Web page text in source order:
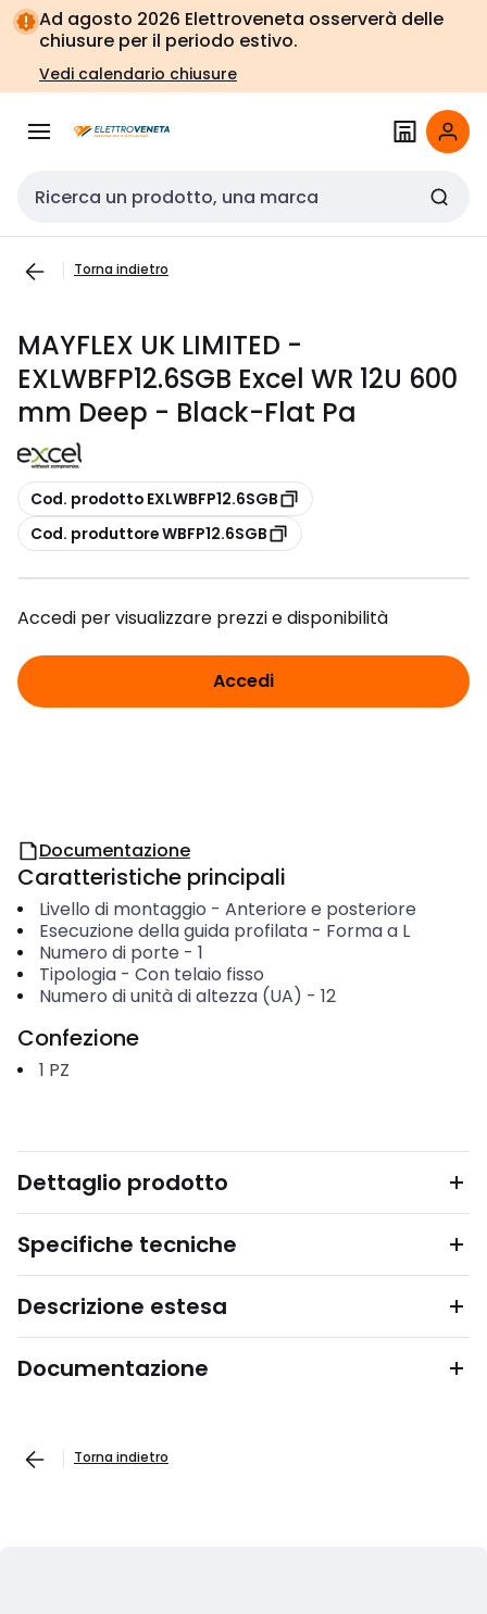
Vai alla
navigazione
Vai
alla
pagina
Ad agosto 2026 Elettroveneta osserverà delle
chiusure per il periodo estivo.
Vedi calendario chiusure
Cerca input
Torna indietro
MAYFLEX UK LIMITED -
EXLWBFP12.6SGB Excel WR 12U 600
mm Deep - Black-Flat Pa
copia
Cod. prodotto EXLWBFP12.6SGB
copia
Cod. produttore WBFP12.6SGB
Accedi per visualizzare prezzi e disponibilità
Accedi
Documentazione
Caratteristiche principali
Livello di montaggio - Anteriore e posteriore
Esecuzione della guida profilata- Forma a L
Numero di porte - 1
Tipologia- Con telaio fisso
Numero di unità di altezza (UA) - 12
Confezione
1 PZ
Dettaglio prodotto
Specifiche tecniche
Descrizione estesa
Documentazione
Torna indietro